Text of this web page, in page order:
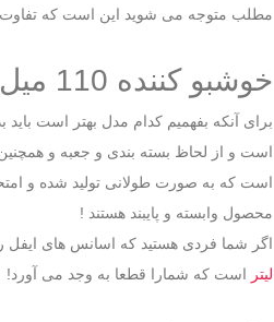
مطلب متوجه می شوید این است که تفاوت های 110 و 120 میل اصلا به سایز این محصول به اتمام نمی رسد و بسیار تفاوت های اساسی
خوشبو کننده 110 میل بهتر است یا 120 میل؟
محصول وابسته و پایبند هستند !
اگر شما فردی هستید که اسانس های ایفل
لیتر است که شمارا قطعا به وجد می آورد!